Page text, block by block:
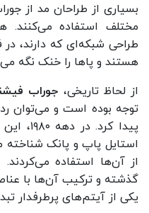
بسیاری از طراحان مد از
مختلف استفاده می‌کنند.
طراحی شبکه‌ای که دارند،
هستند و پاها را خنک نگه
از لحاظ تاریخی، جوراب
توجه بوده است و می‌توان
پیدا
استایل پاپ و پانک شناخته
از آن‌ها استفاده
گذشته و ترکیب آن‌ها با
یکی از آیتم‌های پرطرفدار